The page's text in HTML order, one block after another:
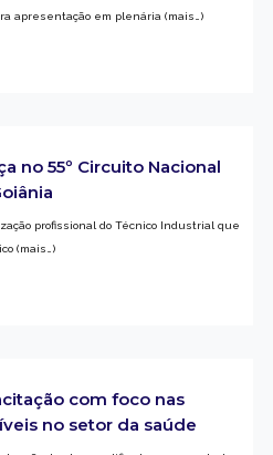
apresentação em plenária (mais…)
no 55º Circuito Nacional
profissional do Técnico Industrial que
(mais…)
com foco nas
no setor da saúde